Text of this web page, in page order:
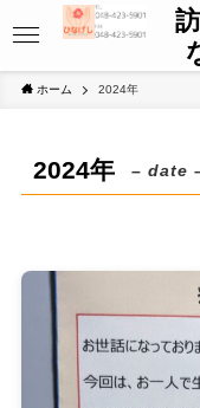
訪
ホーム 2024年
2024年 – date